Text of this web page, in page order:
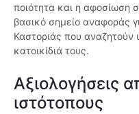
ποιότητα και η αφοσίωση
βασικό σημείο αναφοράς
Καστοριάς που αναζητούν
κατοικίδιά τους.
Αξιολογήσεις
ιστότοπους